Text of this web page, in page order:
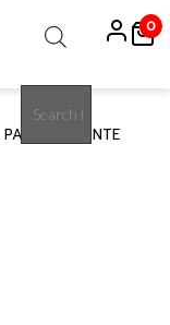
search
0
PONTE